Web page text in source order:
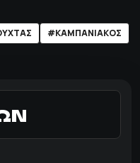
#ΚΑΜΠΑΝΙΑΚΟΣ